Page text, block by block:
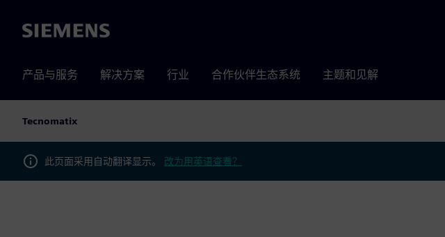
Siemens
产品与服务 解决方案 行业 合作伙伴生态系统 主题和见解
Tecnomatix
此页面采用自动翻译显示。 改为用英语查看？